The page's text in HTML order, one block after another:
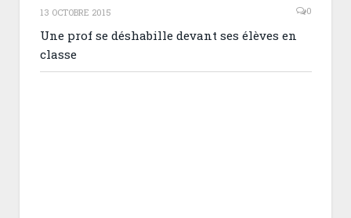
13 OCTOBRE 2015 0
Une prof se déshabille devant ses élèves en
classe